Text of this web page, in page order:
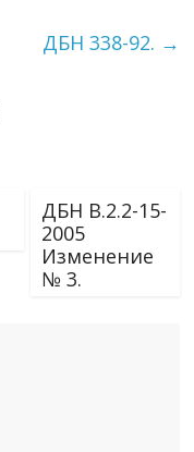
ДБН 338-92. →
ДБН В.2.2-15-
2005
Изменение
№ 3.